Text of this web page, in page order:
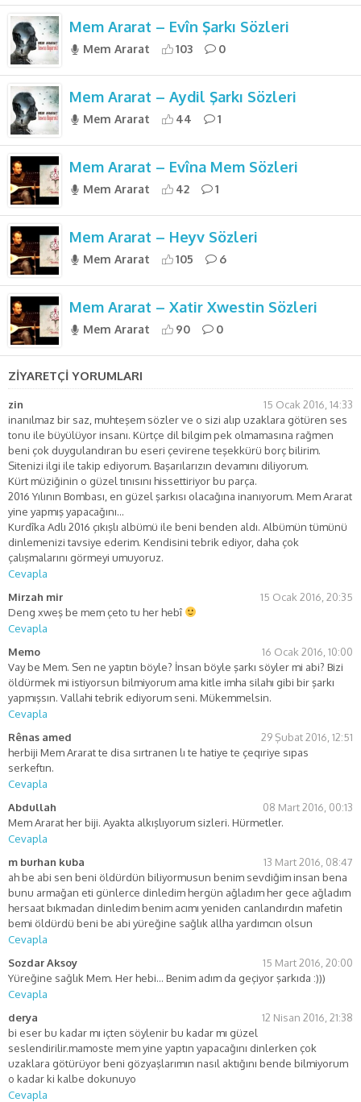
Mem Ararat – Evîn Şarkı Sözleri
Mem Ararat 103 0
Mem Ararat – Aydil Şarkı Sözleri
Mem Ararat 44 1
Mem Ararat – Evîna Mem Sözleri
Mem Ararat 42 1
Mem Ararat – Heyv Sözleri
Mem Ararat 105 6
Mem Ararat – Xatir Xwestin Sözleri
Mem Ararat 90 0
ZİYARETÇİ YORUMLARI
zin
15 Ocak 2016, 14:33
inanılmaz bir saz, muhteşem sözler ve o sizi alıp uzaklara götüren ses
tonu ile büyülüyor insanı. Kürtçe dil bilgim pek olmamasına rağmen
beni çok duygulandıran bu eseri çevirene teşekkürü borç bilirim.
Sitenizi ilgi ile takip ediyorum. Başarılarızın devamını diliyorum.
Kürt müziğinin o güzel tınısını hissettiriyor bu parça.
2016 Yılının Bombası, en güzel şarkısı olacağına inanıyorum. Mem Ararat
yine yapmış yapacağını…
Kurdîka Adlı 2016 çıkışlı albümü ile beni benden aldı. Albümün tümünü
dinlemenizi tavsiye ederim. Kendisini tebrik ediyor, daha çok
çalışmalarını görmeyi umuyoruz.
Cevapla
Mirzah mir
15 Ocak 2016, 20:35
Deng xweş be mem çeto tu her hebî
Cevapla
Memo
16 Ocak 2016, 10:00
Vay be Mem. Sen ne yaptın böyle? İnsan böyle şarkı söyler mi abi? Bizi
öldürmek mi istiyorsun bilmiyorum ama kitle imha silahı gibi bir şarkı
yapmışsın. Vallahi tebrik ediyorum seni. Mükemmelsin.
Cevapla
Rênas amed
29 Şubat 2016, 12:51
herbiji Mem Ararat te disa sırtranen lı te hatiye te çeqıriye sıpas
serkeftın.
Cevapla
Abdullah
08 Mart 2016, 00:13
Mem Ararat her biji. Ayakta alkışlıyorum sizleri. Hürmetler.
Cevapla
m burhan kuba
13 Mart 2016, 08:47
ah be abi sen beni öldürdün biliyormusun benim sevdiğim insan bena
bunu armağan eti günlerce dinledim hergün ağladım her gece ağladım
hersaat bıkmadan dinledim benim acımı yeniden canlandırdın mafetin
bemi öldürdü beni be abi yüreğine sağlık allha yardımcın olsun
Cevapla
Sozdar Aksoy
15 Mart 2016, 20:00
Yüreğine sağlık Mem. Her hebi… Benim adım da geçiyor şarkıda :)))
Cevapla
derya
12 Nisan 2016, 21:38
bi eser bu kadar mı içten söylenir bu kadar mı güzel
seslendirilir.mamoste mem yine yaptın yapacağını dinlerken çok
uzaklara götürüyor beni gözyaşlarımın nasıl aktığını bende bilmiyorum
o kadar ki kalbe dokunuyo
Cevapla